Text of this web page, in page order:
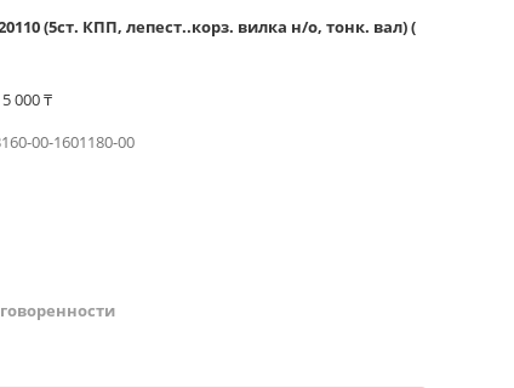
(5ст. КПП, лепест..корз. вилка н/о, тонк. вал) (
000 ₸
00-1601180-00